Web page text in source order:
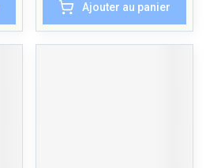
Ajouter au panier